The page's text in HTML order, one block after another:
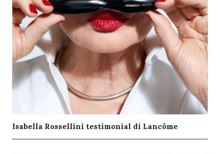
Isabella Rossellini testimonial di Lancôme